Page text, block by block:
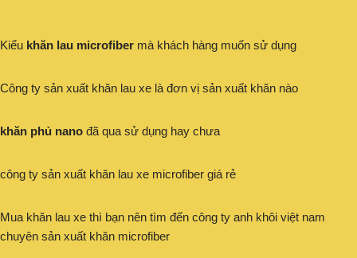
Kiểu khăn lau microfiber mà khách hàng muốn sử dụng
Công ty sản xuất khăn lau xe là đơn vị sản xuất khăn nào
khăn phủ nano đã qua sử dụng hay chưa
công ty sản xuất khăn lau xe microfiber giá rẻ
Mua khăn lau xe thì bạn nên tìm đến công ty anh khôi việt nam
chuyên sản xuất khăn microfiber